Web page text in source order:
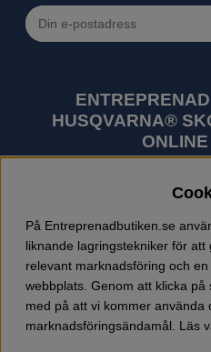
HUSQVARNA®
utomhusprodukter
trädgårdsmaskiner. I
motorsågar, röjsågar,
trädgårdstraktorer,
jordfräsar, snöslungor,
Entreprenadbutiken har
På Entreprenadbutiken.se
liknande lagringstekniker för att
relevant marknadsföring och
webbplats. Genom att klicka
med på att vi kommer använda
marknadsföringsändamål. Läs